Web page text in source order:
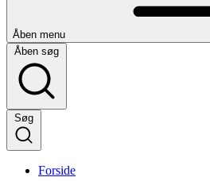
Åben menu
Åben søg
Søg
Forside